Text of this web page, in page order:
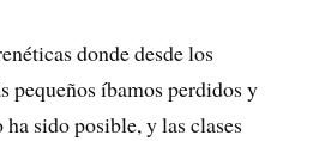
donde desde los
pequeños íbamos perdidos y
sido posible, y las clases